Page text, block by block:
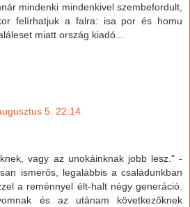
mindenki mindenkivel szembefordult,
felírhatjuk a falra: isa por és homu
miatt ország kiadó...
5. 22:14
vagy az unokáinknak jobb lesz." -
ismerős, legalábbis a családunkban
a reménnyel élt-halt négy generáció.
és az utánam következőknek